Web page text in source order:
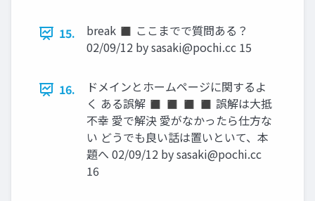
15.
break ◼ ここまでで質問ある？
02/09/12 bysasaki@pochi.cc 15
16.
ドメインとホームページに関するよ
く ある誤解 ◼ ◼ ◼ ◼ 誤解は大抵
不幸 愛で解決 愛がなかったら仕方な
い どうでも良い話は置いといて、本
題へ 02/09/12 bysasaki@pochi.cc
16